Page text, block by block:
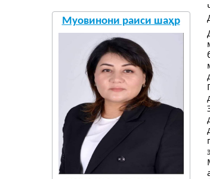
Муовинони раиси шаҳр